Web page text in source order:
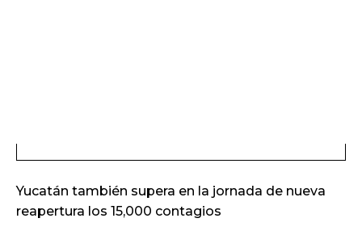
Yucatán también supera en la jornada de nueva
reapertura los 15,000 contagios